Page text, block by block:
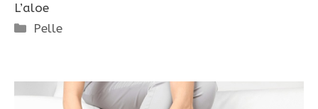
L’aloe
Categorie
Pelle